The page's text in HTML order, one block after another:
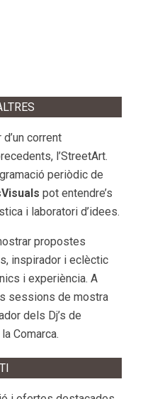
d’un corrent
l’StreetArt.
periòdic de
pot entendre’s
i laboratori d’idees.
propostes
inspirador i eclèctic
i experiència. A
sessions de mostra
dels Dj’s de
Comarca.